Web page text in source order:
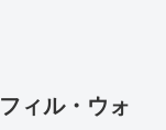
フィル・ウォ